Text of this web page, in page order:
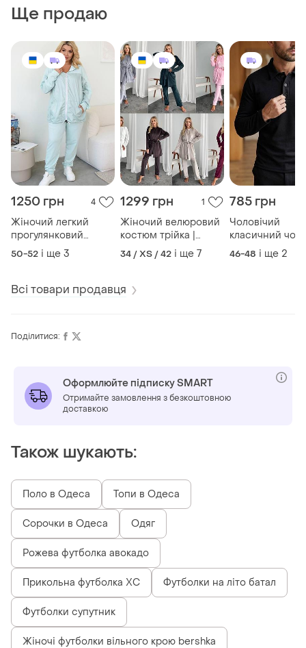
Ще продаю
1250 грн 4
Жіночий легкий
прогулянковий
костюм | кофта на
блискавці + штани |
50-52 і ще 3
1299 грн 1
Жіночий велюровий
костюм трійка |
футболка + халат +
штани | 1675
34 / XS / 42 і ще 7
785 грн
Чоловічий
класичний
лонгслів -
46-48 і ще 2
Всі товари продавця
Поділитися:
Оформлюйте підписку SMART
Отримайте замовлення з безкоштовною
доставкою
Також шукають:
Поло в Одеса Топи в Одеса
Сорочки в Одеса Одяг
Рожева футболка авокадо
Прикольна футболка ХС Футболки на літо батал
Футболки супутник
Жіночі футболки вільного крою bershka